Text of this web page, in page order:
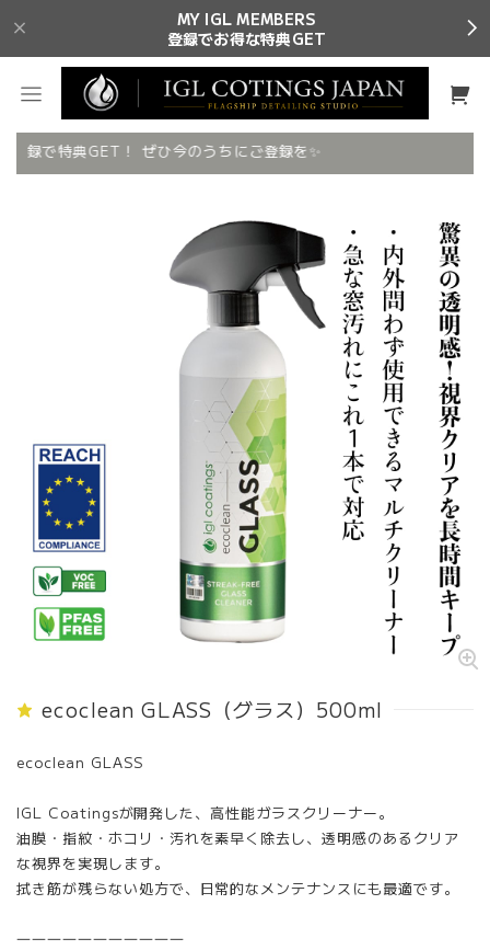
MY IGL MEMBERS
登録でお得な特典GET
で特典GET！ ぜひ今のうちにご登録を✨
ecoclean GLASS（グラス）500ml
ecoclean GLASS
IGL Coatingsが開発した、高性能ガラスクリーナー。
油膜・指紋・ホコリ・汚れを素早く除去し、透明感のあるクリア
な視界を実現します。
拭き筋が残らない処方で、日常的なメンテナンスにも最適です。
―――――――――――